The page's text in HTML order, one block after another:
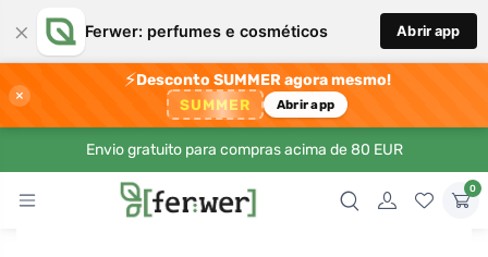
× Ferwer: perfumes e cosméticos Abrir app
×
⚡Desconto SUMMER agora mesmo!
SUMMER Abrir app
Envio gratuito para compras acima de 80 EUR
0